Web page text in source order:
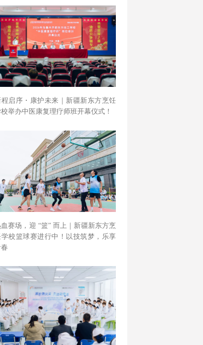
程启序・康护未来｜新疆新东方烹饪
举办中医康复理疗师班开幕仪式！
赛场，迎 “篮” 而上｜新疆新东方烹
学校篮球赛进行中！以技筑梦，乐享